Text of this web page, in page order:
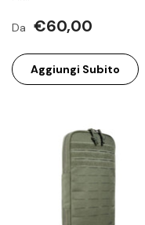
Da €60,00
Aggiungi Subito